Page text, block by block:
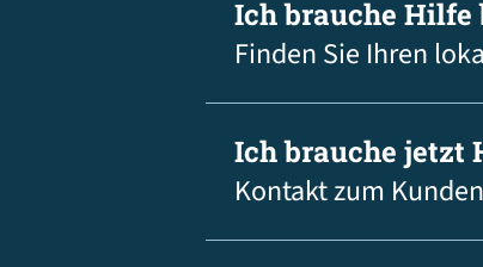
Ich brauche Hilfe
Finden Sie Ihren
Ich brauche jetzt
Kontakt zum